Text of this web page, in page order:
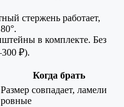
стержень работает,
в комплекте. Без
₽).
Когда брать
Размер совпадает, ламели
ровные